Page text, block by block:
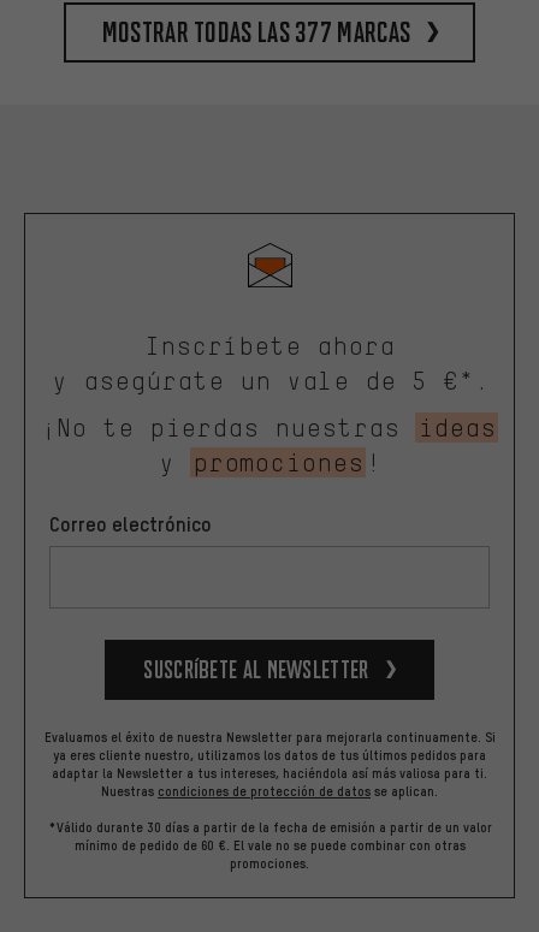
Mostrar todas las 377 marcas
Inscríbete ahora
y asegúrate un vale de 5 €*.
¡No te pierdas nuestras
ideas
y
promociones !
Correo electrónico
Suscríbete al newsletter
Evaluamos el éxito de nuestra Newsletter para mejorarla continuamente. Si
ya eres cliente nuestro, utilizamos los datos de tus últimos pedidos para
adaptar la Newsletter a tus intereses, haciéndola así más valiosa para ti.
Nuestras condiciones de protección de datos se aplican.
*Válido durante 30 días a partir de la fecha de emisión a partir de un valor
mínimo de pedido de 60 €. El vale no se puede combinar con otras
promociones.